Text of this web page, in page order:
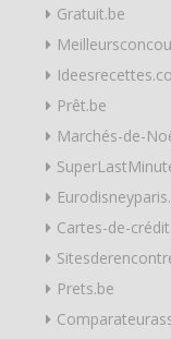
Gratuit.be
Prêt.be
Marchés-de-
Cartes-de-
Prets.be